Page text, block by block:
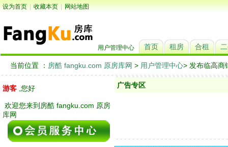
设为首页 | 收藏本页 | 网站地图
用户管理中心 首页 租房 合租
当前位置 ： 房酷 fangku.com 原房库网 > 用户管理中心> 发布临高商
游客 ,您好
欢迎您来到房酷 fangku.com 原房
库网
广告专区